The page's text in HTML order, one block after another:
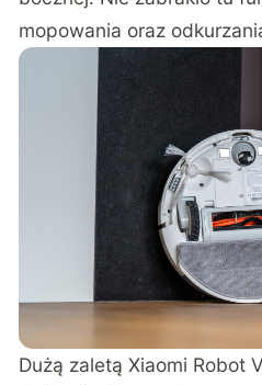
mopowania oraz
Dużą zaletą Xiaomi Robot